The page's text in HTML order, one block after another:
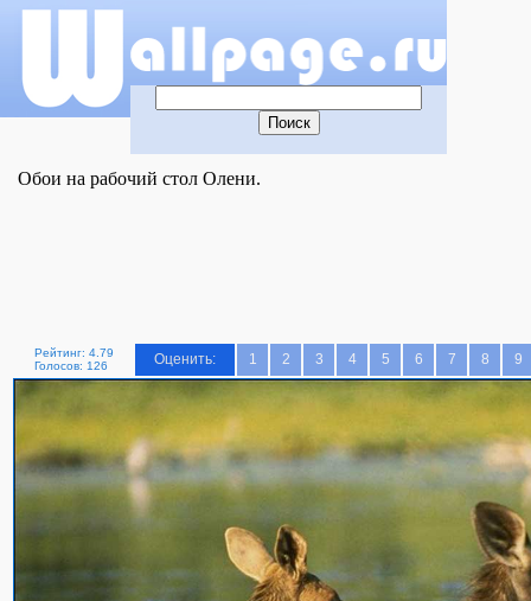
Обои на рабочий стол Олени.
Рейтинг: 4.79
Голосов: 126
Оценить: 1 2 3 4 5 6 7 8 9